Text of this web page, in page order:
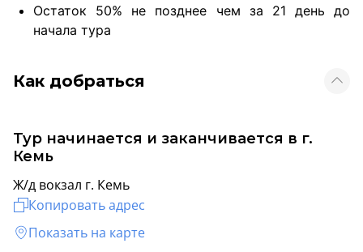
Остаток 50% не позднее чем за 21 день до
начала тура
Как добраться
Тур начинается и заканчивается в г.
Кемь
Ж/д вокзал г. Кемь
Копировать адрес
Показать на карте